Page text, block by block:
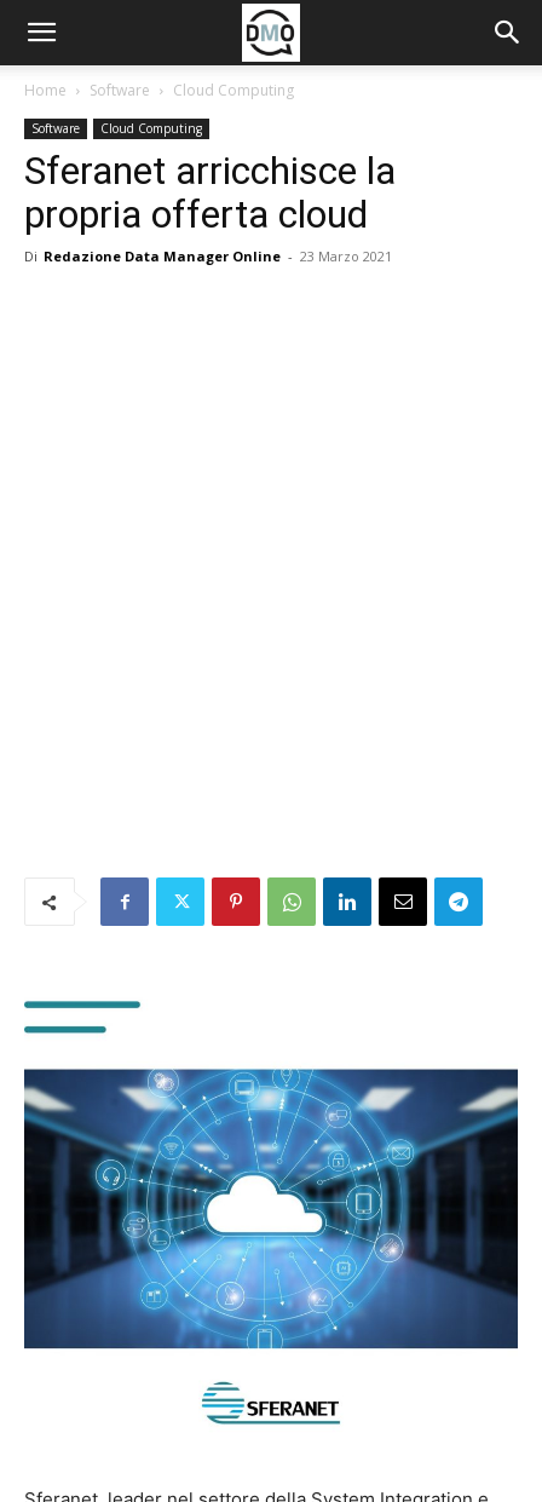
Home Software Cloud Computing
Software Cloud Computing
Sferanet arricchisce la
propria offerta cloud
Di Redazione Data Manager Online - 23 Marzo 2021